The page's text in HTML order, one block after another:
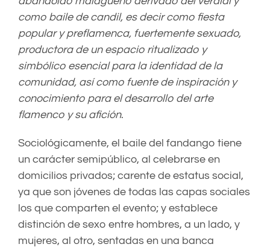
como baile de candil, es decir como fiesta
popular y preflamenca, fuertemente sexuado,
productora de un espacio ritualizado y
simbólico esencial para la identidad de la
comunidad, así como fuente de inspiración y
conocimiento para el desarrollo del arte
flamenco y su afición.
Sociológicamente, el baile del fandango tiene
un carácter semipúblico, al celebrarse en
domicilios privados; carente de estatus social,
ya que son jóvenes de todas las capas sociales
los que comparten el evento; y establece
distinción de sexo entre hombres, a un lado, y
mujeres, al otro, sentadas en una banca